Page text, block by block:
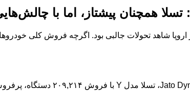
برقی در اروپا شاهد تحولات جالبی بود. اگرچه فروش کلی